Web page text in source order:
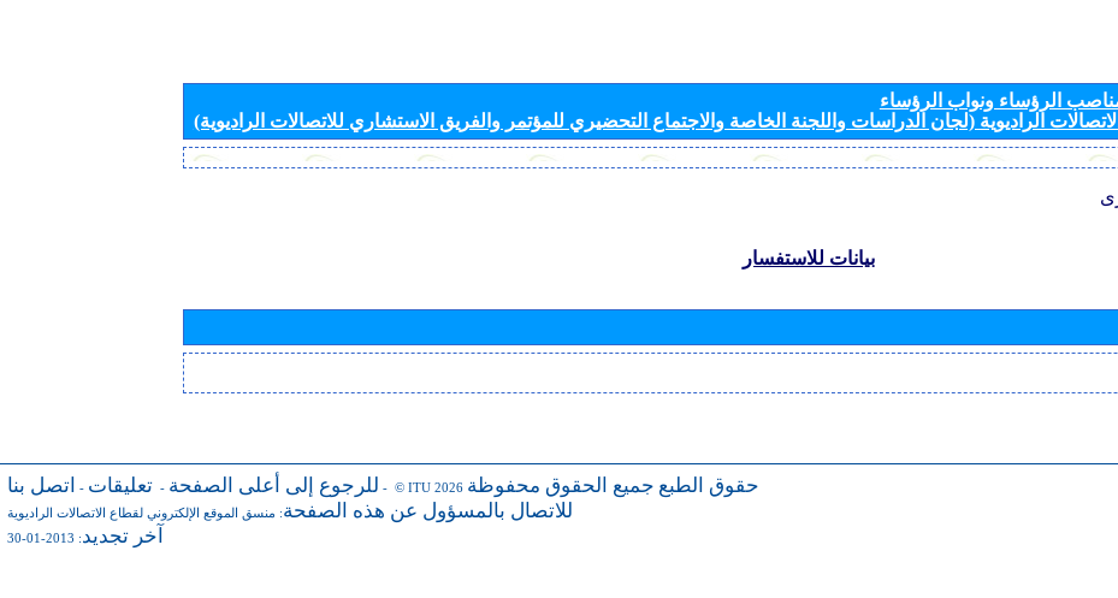
الرؤساء ونواب الرؤساء
الراديوية (لجان الدراسات واللجنة الخاصة والاجتماع التحضيري للمؤتمر والفريق الاستشاري للاتصالات الراديوية)
بيانات للاستفسار
للرجوع إلى أعلى الصفحة - تعليقات - اتصل بنا - © ITU 2026 حقوق الطبع جميع الحقوق محفوظة
للاتصال بالمسؤول عن هذه الصفحة: منسق الموقع الإلكتروني لقطاع الاتصالات الراديوية
آخر تجديد: 2013-01-30